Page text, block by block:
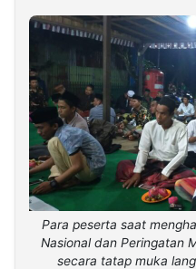
Para peserta saat
Nasional dan Peringatan
secara tatap muka